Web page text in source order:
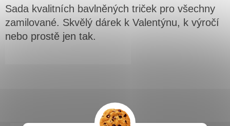
Sada kvalitních bavlněných triček pro všechny
zamilované. Skvělý dárek k Valentýnu, k výročí
nebo prostě jen tak.